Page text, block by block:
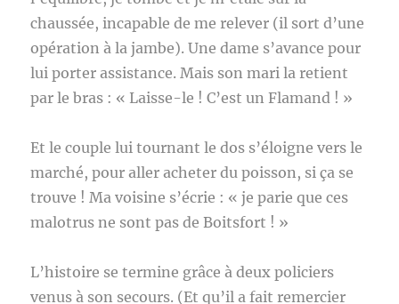
chaussée, incapable de me relever (il sort d’une
opération à la jambe). Une dame s’avance pour
lui porter assistance. Mais son mari la retient
par le bras : « Laisse-le ! C’est un Flamand ! »
Et le couple lui tournant le dos s’éloigne vers le
marché, pour aller acheter du poisson, si ça se
trouve ! Ma voisine s’écrie : « je parie que ces
malotrus ne sont pas de Boitsfort ! »
L’histoire se termine grâce à deux policiers
venus à son secours. (Et qu’il a fait remercier